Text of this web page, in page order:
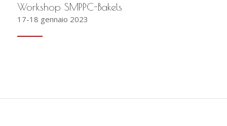
Workshop SMPPC-Bakels
17-18 gennaio 2023